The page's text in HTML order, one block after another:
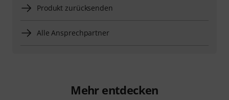
Produkt zurücksenden
Alle Ansprechpartner
Mehr entdecken